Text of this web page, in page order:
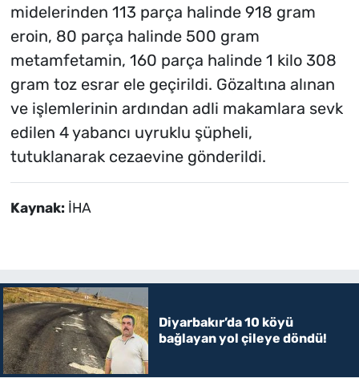
midelerinden 113 parça halinde 918 gram
eroin, 80 parça halinde 500 gram
metamfetamin, 160 parça halinde 1 kilo 308
gram toz esrar ele geçirildi. Gözaltına alınan
ve işlemlerinin ardından adli makamlara sevk
edilen 4 yabancı uyruklu şüpheli,
tutuklanarak cezaevine gönderildi.
Kaynak: İHA
Diyarbakır’da 10 köyü
bağlayan yol çileye döndü!